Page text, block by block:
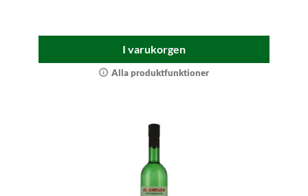
I varukorgen
Alla produktfunktioner